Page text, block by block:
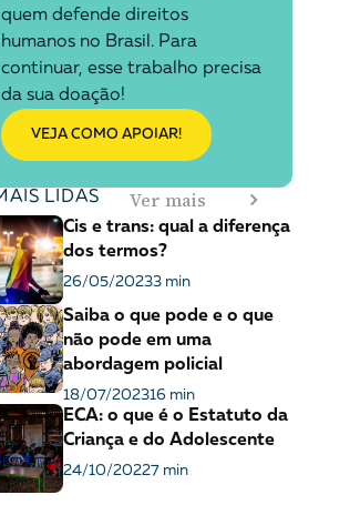
quem defende direitos
humanos no Brasil. Para
continuar, esse trabalho precisa
da sua doação!
VEJA COMO APOIAR!
LIDAS Ver mais
Cis e trans: qual a diferença
dos termos?
26/05/20233 min
Saiba o que pode e o que
não pode em uma
abordagem policial
18/07/202316 min
ECA: o que é o Estatuto da
Criança e do Adolescente
24/10/20227 min